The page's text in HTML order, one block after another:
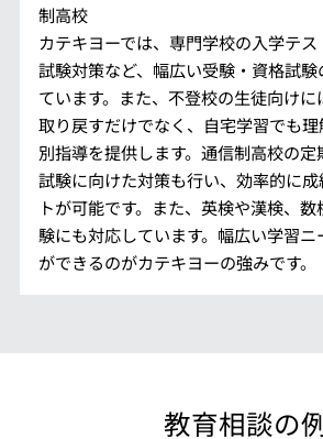
制高校
カテキヨーでは、専門学校の入学テ
試験対策など、幅広い受験・資格試
ています。また、不登校の生徒向け
取り戻すだけでなく、自宅学習でも
別指導を提供します。通信制高校の
試験に向けた対策も行い、効率的に
トが可能です。また、英検や漢検、
験にも対応しています。幅広い学習ニ
ができるのがカテキヨーの強みです。
教育相談の